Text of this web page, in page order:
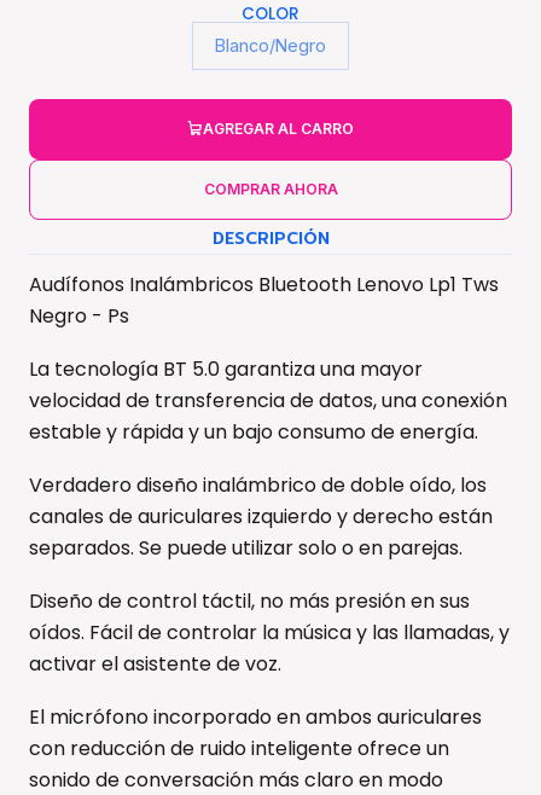
COLOR
Blanco/Negro
AGREGAR AL CARRO
COMPRAR AHORA
DESCRIPCIÓN
Audífonos Inalámbricos Bluetooth Lenovo Lp1 Tws
Negro - Ps
La tecnología BT 5.0 garantiza una mayor
velocidad de transferencia de datos, una conexión
estable y rápida y un bajo consumo de energía.
Verdadero diseño inalámbrico de doble oído, los
canales de auriculares izquierdo y derecho están
separados. Se puede utilizar solo o en parejas.
Diseño de control táctil, no más presión en sus
oídos. Fácil de controlar la música y las llamadas, y
activar el asistente de voz.
El micrófono incorporado en ambos auriculares
con reducción de ruido inteligente ofrece un
sonido de conversación más claro en modo